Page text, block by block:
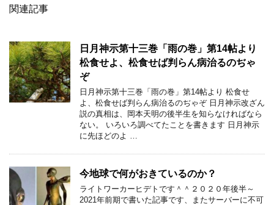
関連記事
日月神示第十三巻「雨の巻」第14帖より
松食せよ、松食せば判らん病治るのぢゃ
ぞ
日月神示第十三巻「雨の巻」第14帖より 松食せ
よ、松食せば判らん病治るのぢゃぞ 日月神示改ざん
説の真相は、岡本天明の後半生を知らなければなら
ない。 いろいろ調べてたことを書きます 日月神示
に先ほどのよ …
今地球で何がおきているのか？
ライトワーカーヒデトです＾＾２０２０年後半～
2021年前期で書いた記事です、またサーバーに不可